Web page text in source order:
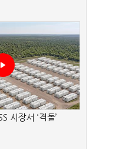
시장서 ‘격돌’